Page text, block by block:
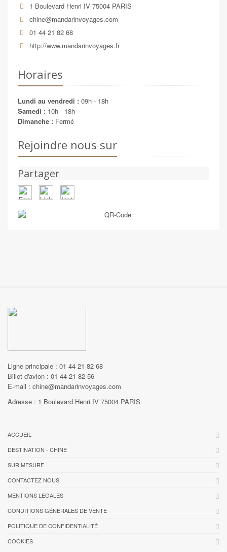
1 Boulevard Henri IV 75004 PARIS
chine@mandarinvoyages.com
01 44 21 82 68
http://www.mandarinvoyages.fr
Horaires
Lundi au vendredi : 09h - 18h
Samedi : 10h - 18h
Dimanche : Fermé
Rejoindre nous sur
Partager
Ligne principale : 01 44 21 82 68
Billet d'avion : 01 44 21 82 56
E-mail : chine@mandarinvoyages.com
Adresse : 1 Boulevard Henri IV 75004 PARIS
ACCUEIL
DESTINATION - CHINE
SUR MESURE
CONTACTEZ NOUS
MENTIONS LEGALES
CONDITIONS GÉNÉRALES DE VENTE
POLITIQUE DE CONFIDENTIALITÉ
COOKIES